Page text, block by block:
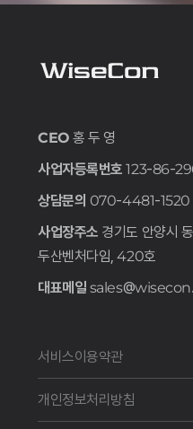
CEO 홍 두 영
사업자등록번호 123-86-
상담문의 070-4481-1520
사업장주소 경기도 안양시
두산벤처다임, 420호
대표메일
서비스이용약관
개인정보처리방침